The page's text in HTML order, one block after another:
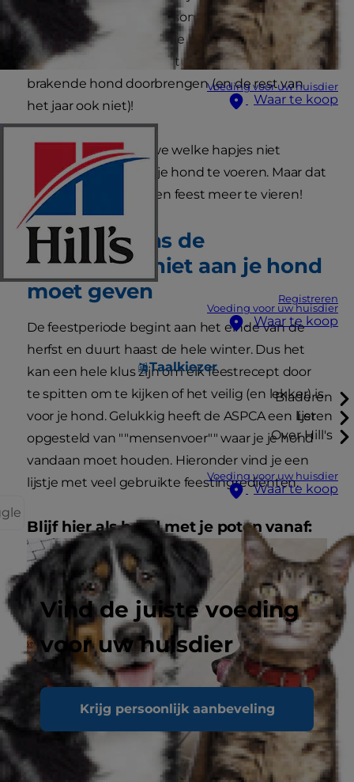
Voeding voor uw huisdier
Waar te koop
Registreren
Voeding voor uw huisdier
Waar te koop
Taalkiezer
Bladeren
Leren
Over Hill's
Voeding voor uw huisdier
Waar te koop
Vind de juiste voeding
voor uw huisdier
Krijg persoonlijk aanbeveling
feest of geen feest. Van sommige
voedingsmiddelen kan je hond ziek worden. En
je wilt de feestdagen natuurlijk niet met een
brakende hond doorbrengen (en de rest van
het jaar ook niet)!
Hieronder vertellen we welke hapjes niet
geschikt zijn om aan je hond te voeren. Maar dat
is geen reden om geen feest meer te vieren!
Wat je tijdens de
feestdagen niet aan je hond
moet geven
De feestperiode begint aan het einde van de
herfst en duurt haast de hele winter. Dus het
kan een hele klus zijn om elk feestrecept door
te spitten om te kijken of het veilig (en lekker) is
voor je hond. Gelukkig heeft de ASPCA een lijst
opgesteld van ""mensenvoer"" waar je je hond
vandaan moet houden. Hieronder vind je een
lijstje met veel gebruikte feestingrediënten.
Blijf hier als hond met je poten vanaf: